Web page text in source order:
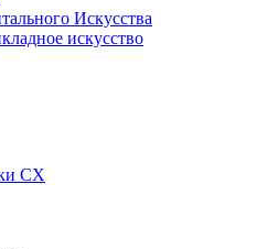
Искусства
искусство
СХ